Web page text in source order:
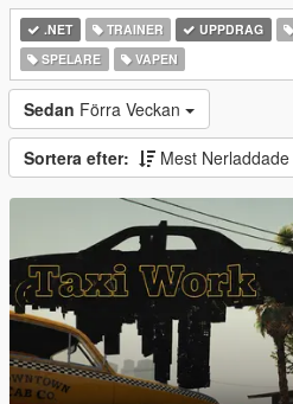
.NET TRAINER UPPDRAG
SPELARE
VAPEN
Sedan Förra Veckan
Sortera efter: Mest Nerladdade